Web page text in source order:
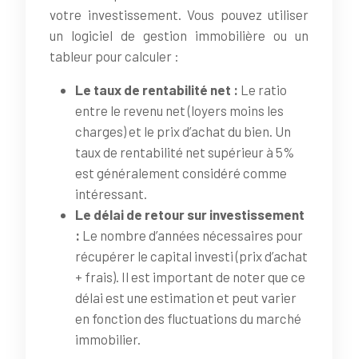
votre investissement. Vous pouvez utiliser
un logiciel de gestion immobilière ou un
tableur pour calculer :
Le taux de rentabilité net : Le ratio
entre le revenu net (loyers moins les
charges) et le prix d’achat du bien. Un
taux de rentabilité net supérieur à 5%
est généralement considéré comme
intéressant.
Le délai de retour sur investissement
: Le nombre d’années nécessaires pour
récupérer le capital investi (prix d’achat
+ frais). Il est important de noter que ce
délai est une estimation et peut varier
en fonction des fluctuations du marché
immobilier.